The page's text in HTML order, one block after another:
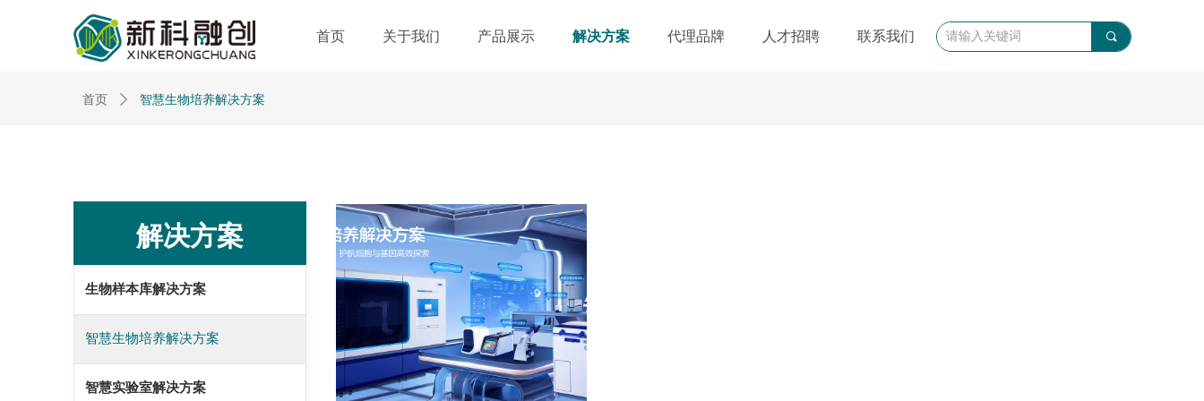
首页 关于我们 产品展示 解决方案 代理品牌 人才招聘 联系我们 끠
首页 ꄲ 智慧生物培养解决方案
解决方案
生物样本库解决方案
智慧生物培养解决方案
智慧实验室解决方案